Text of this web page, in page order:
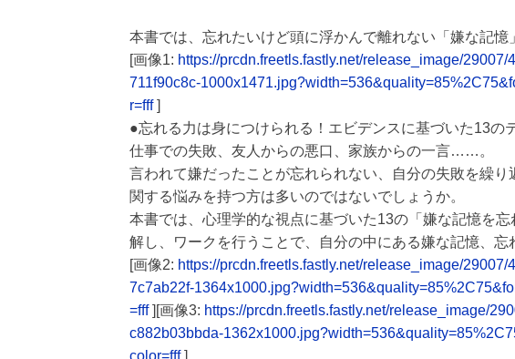
本書では、忘れたいけど頭に浮かんで離れない「嫌な記憶
[画像1: https://prcdn.freetls.fastly.net/release_image/
711f90c8c-
r=fff]
●忘れる力は身につけられる！エビデンスに基づいた13の
仕事での失敗、友人からの悪口、家族からの一言……。
言われて嫌だったことが忘れられない、自分の失敗を繰
関する悩みを持つ方は多いのではないでしょうか。
本書では、心理学的な視点に基づいた13の「嫌な記憶を
解し、ワークを行うことで、自分の中にある嫌な記憶、忘
[画像2: https://prcdn.freetls.fastly.net/release_image/
7c7ab22f-
=fff][画像3: https://prcdn.freetls.fastly.net/release_image/
c882b03bbda-
color=fff]